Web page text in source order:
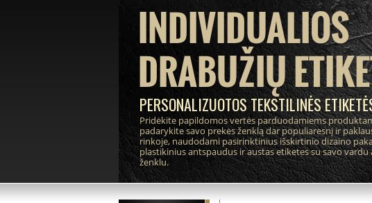
INDIVIDUALIOS
DRABUŽIŲ
PERSONALIZUOTOS TEKSTILINĖS
Pridėkite papildomos vertės parduodamiems
padarykite savo prekės ženklą dar populiaresnį ir
rinkoje, naudodami pasirinktinius išskirtinio dizaino
plastikinius antspaudus ir austas etiketes su savo vardu
ženklu.